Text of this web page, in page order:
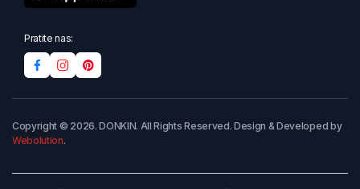
Pratite nas:
Copyright © 2026. DONKIN. All Rights Reserved. Design & Developed by
Webolution.